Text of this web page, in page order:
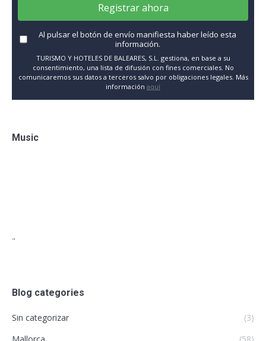
Registrar ahora
Al pulsar el botón de envío manifiesta haber leído esta
información.
TURISMO Y HOTELES DE BALEARES, S.L. gestiona, en base a su
consentimiento, una lista de difusión con fines comerciales. No
comunicaremos sus datos a terceros salvo por obligaciones legales. Más
información aquí
Music
"
Blog categories
Sin categorizar
(3)
Mallorca
(58)